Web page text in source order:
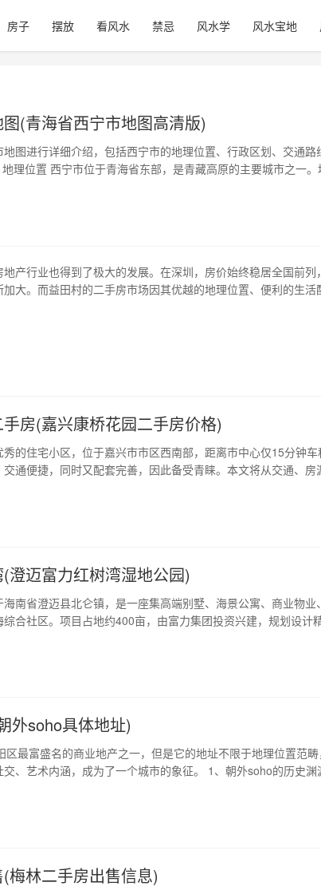
房子 摆放 看风水 禁忌 风水学 风水宝地
(青海省西宁市地图高清版)
图进行详细介绍，包括西宁市的地理位置、行政区划、交通路
理位置 西宁市位于青海省东部，是青藏高原的主要城市之一。
交通路…
产行业也得到了极大的发展。在深圳，房价始终稳居全国前列
大。而益田村的二手房市场因其优越的地理位置、便利的生活
房(嘉兴康桥花园二手房价格)
的住宅小区，位于嘉兴市市区西南部，距离市中心仅15分钟车
通便捷，同时又配套完善，因此备受青睐。本文将从交通、房
道，北与2…
澄迈富力红树湾湿地公园)
南省澄迈县北仑镇，是一座集高端别墅、海景公寓、商业物业
合社区。项目占地约400亩，由富力集团投资兴建，规划设计
青山碧水之间，山…
外soho具体地址)
区最富盛名的商业地产之一，但是它的地址不限于地理位置范畴
、艺术内涵，成为了一个城市的象征。 1、朝外soho的历史渊
梅林二手房出售信息)